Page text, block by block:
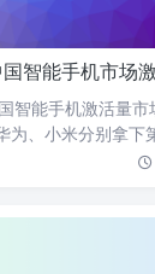
智能手机市场激活
智能手机激活量市
为、小米分别拿下